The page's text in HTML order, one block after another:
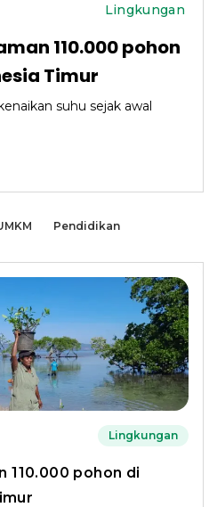
Lingkungan
110.000 pohon
Timur
suhu sejak awal
Pendidikan
Lingkungan
110.000 pohon di